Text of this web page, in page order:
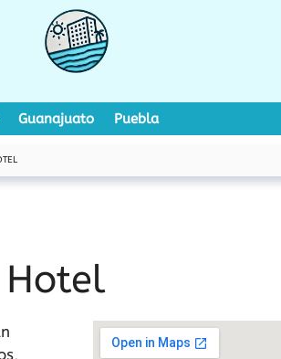
Guanajuato Puebla
Hotel